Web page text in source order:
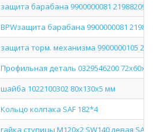
защита барабана 9900000081
BPWзащита барабана 9900000081
защита торм. механизма 9900000105
Профильная деталь 0329546200
шайба 1022100302 80х130х5 мм
Кольцо колпака SAF 182*4